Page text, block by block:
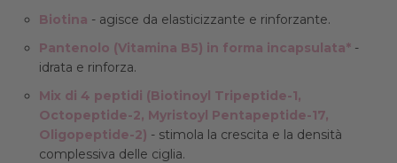
Biotina - agisce da elasticizzante e rinforzante.
Pantenolo (Vitamina B5) in forma incapsulata* -
idrata e rinforza.
Mix di 4 peptidi (Biotinoyl Tripeptide-1,
Octopeptide-2, Myristoyl Pentapeptide-17,
Oligopeptide-2) - stimola la crescita e la densità
complessiva delle ciglia.